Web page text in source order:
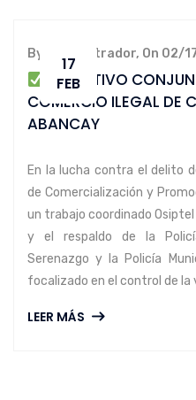
17
FEB
By administrador, On 02/
OPERATIVO
COMERCIO ILEGAL DE
ABANCAY
En la lucha contra el delito
de Comercialización y
un trabajo coordinado
y el respaldo de la
Serenazgo y la Policía
focalizado en el control de
LEER MÁS